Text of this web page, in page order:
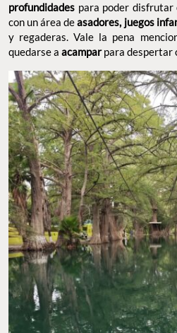
profundidades para poder disfrutar
con un área deasadores, juegos
y regaderas. Vale la pena
quedarse a acamparpara despertar